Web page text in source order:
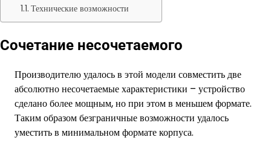
Технические возможности
Сочетание несочетаемого
Производителю удалось в этой модели совместить две
абсолютно несочетаемые характеристики – устройство
сделано более мощным, но при этом в меньшем формате.
Таким образом безграничные возможности удалось
уместить в минимальном формате корпуса.